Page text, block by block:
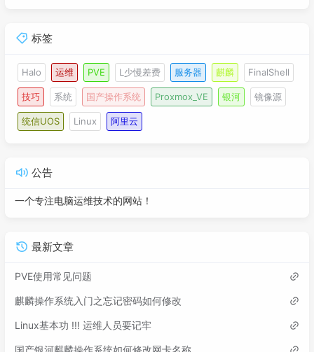
标签
Halo 运维 PVE L少慢差费 服务器 麒麟 FinalShell
技巧 系统 国产操作系统 Proxmox_VE 银河 镜像源
统信UOS Linux 阿里云
公告
一个专注电脑运维技术的网站！
最新文章
PVE使用常见问题
麒麟操作系统入门之忘记密码如何修改
Linux基本功 !!! 运维人员要记牢